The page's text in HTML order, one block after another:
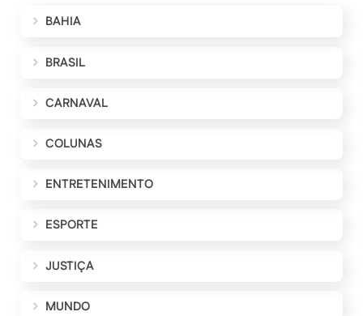
BAHIA
BRASIL
CARNAVAL
COLUNAS
ENTRETENIMENTO
ESPORTE
JUSTIÇA
MUNDO